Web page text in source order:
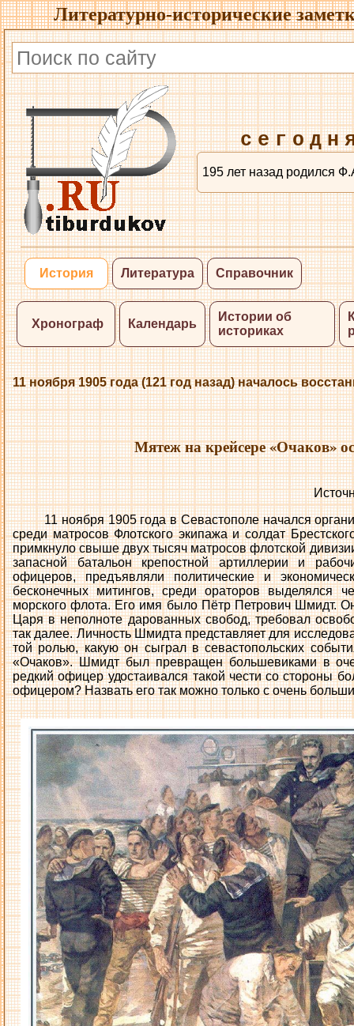
Литературно-исторические
195 лет назад родился
История Литература Справочник
Хронограф Календарь
Истории об
историках
11 ноября 1905 года (121 год назад) началось
Мятеж на крейсере «Очаков»
11 ноября 1905 года в Севастополе начался
среди матросов Флотского экипажа и солдат
примкнуло свыше двух тысяч матросов флотской
запасной батальон крепостной артиллерии и
офицеров, предъявляли политические и
бесконечных митингов, среди ораторов выделялся
морского флота. Его имя было Пётр Петрович Шмидт.
Царя в неполноте дарованных свобод, требовал
так далее. Личность Шмидта представляет для
той ролью, какую он сыграл в севастопольских
«Очаков». Шмидт был превращен большевиками в
редкий офицер удостаивался такой чести со стороны
офицером? Назвать его так можно только с очень